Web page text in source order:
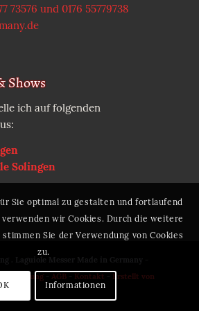
73576 und 0176 55779738
Shows
ich auf folgenden
Solingen
. Laguiole Messer Made in Germany -
- AGB- Kontakt
Erstellt von
Sie optimal zu gestalten und fortlaufend
wir Cookies. Durch die weitere
Sie der Verwendung von Cookies
zu.
Informationen